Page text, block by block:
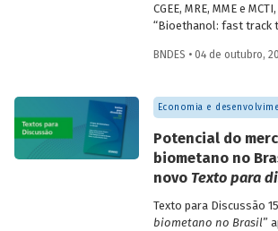
CGEE, MRE, MME e
“Bioethanol: fast track
makers” é um resumo
no início de 2025. O
discussões que
científicos para
políticas na proposição
tecnológico que possa
acessíveis, inclusivas e
BNDES • 04 de outubro,
Economia e
Potencial do
biometano no
novo Texto para
Texto para Discussão
biometano no Brasil”